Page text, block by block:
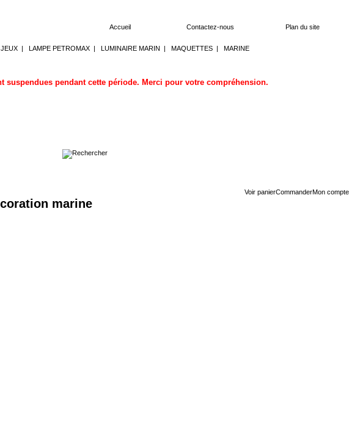
Accueil Contactez-nous Plan du site
| LAMPE PETROMAX | LUMINAIRE MARIN | MAQUETTES | MARINE
pendant cette période. Merci pour votre compréhension.
Voir panierCommanderMon compte
marine